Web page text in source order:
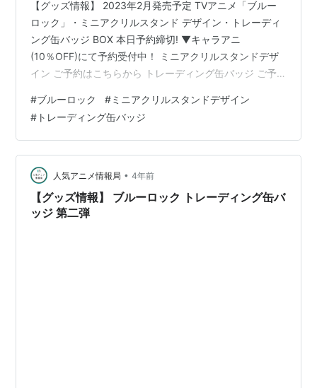
【グッズ情報】 2023年2月発売予定 TVアニメ「ブルー
ロック」・ミニアクリルスタンド デザイン・トレーディ
ング缶バッジ BOX 本日予約締切! ▼キャラアニ
(10％OFF)にて予約受付中！ ミニアクリルスタンドデザ
イン ご予約はこちらから トレーディング缶バッジ ご予
#ブルーロック #ミニアクリルスタンドデザイン
# トレーディング缶バッジ
人気アニメ情報局 • 4年前
【グッズ情報】 ブルーロック トレーディング缶バ
ッジ 第二弾